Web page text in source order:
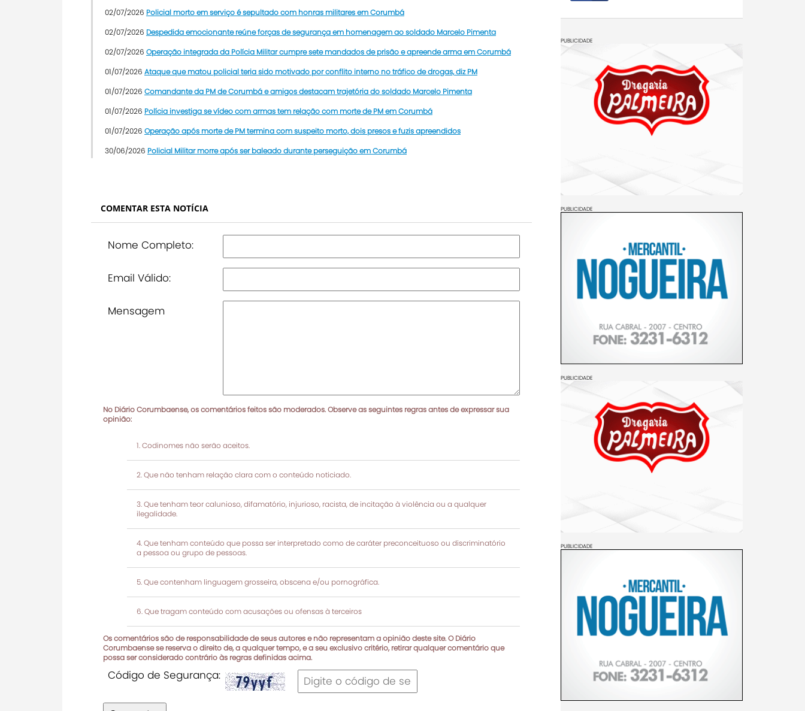
02/07/2026 Policial morto em serviço é sepultado com honras militares em Corumbá
02/07/2026 Despedida emocionante reúne forças de segurança em homenagem ao soldado Marcelo Pimenta
02/07/2026 Operação integrada da Polícia Militar cumpre sete mandados de prisão e apreende arma em Corumbá
01/07/2026 Ataque que matou policial teria sido motivado por conflito interno no tráfico de drogas, diz PM
01/07/2026 Comandante da PM de Corumbá e amigos destacam trajetória do soldado Marcelo Pimenta
01/07/2026 Polícia investiga se vídeo com armas tem relação com morte de PM em Corumbá
01/07/2026 Operação após morte de PM termina com suspeito morto, dois presos e fuzis apreendidos
30/06/2026 Policial Militar morre após ser baleado durante perseguição em Corumbá
COMENTAR ESTA NOTÍCIA
Nome Completo:
Email Válido:
Mensagem
No Diário Corumbaense, os comentários feitos são moderados. Observe as seguintes regras antes de expressar sua
opinião:
Codinomes não serão aceitos.
Que não tenham relação clara com o conteúdo noticiado.
Que tenham teor calunioso, difamatório, injurioso, racista, de incitação à violência ou a qualquer
ilegalidade.
Que tenham conteúdo que possa ser interpretado como de caráter preconceituoso ou discriminatório
a pessoa ou grupo de pessoas.
Que contenham linguagem grosseira, obscena e/ou pornográfica.
Que tragam conteúdo com acusações ou ofensas à terceiros
Os comentários são de responsabilidade de seus autores e não representam a opinião deste site. O Diário
Corumbaense se reserva o direito de, a qualquer tempo, e a seu exclusivo critério, retirar qualquer comentário que
possa ser considerado contrário às regras definidas acima.
Código de Segurança:
PUBLICIDADE
PUBLICIDADE
PUBLICIDADE
PUBLICIDADE